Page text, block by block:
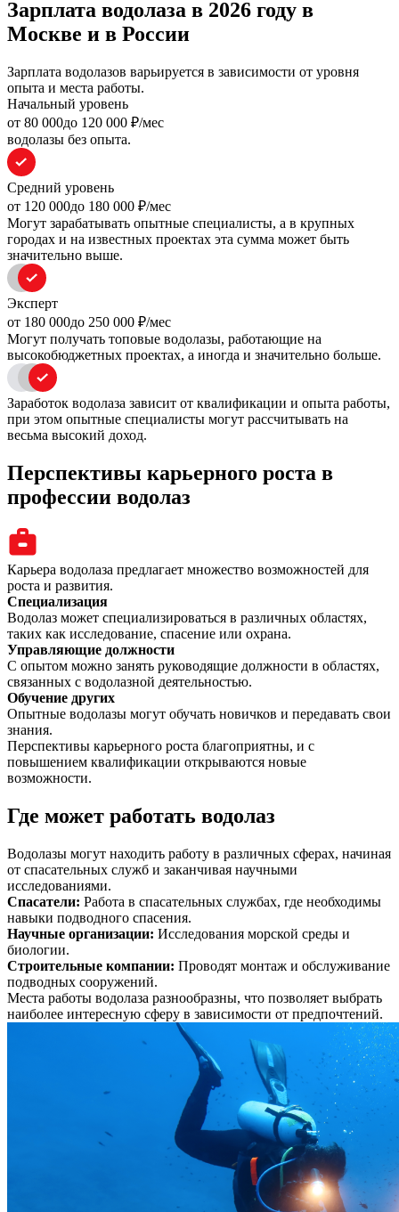
Зарплата водолаза в 2026 году в
Москве и в России
Зарплата водолазов варьируется в зависимости от уровня
опыта и места работы.
Начальный уровень
oт 80 000до 120 000 ₽/мес
водолазы без опыта.
Средний уровень
oт 120 000до 180 000 ₽/мес
Могут зарабатывать опытные специалисты, а в крупных
городах и на известных проектах эта сумма может быть
значительно выше.
Эксперт
oт 180 000до 250 000 ₽/мес
Могут получать топовые водолазы, работающие на
высокобюджетных проектах, а иногда и значительно больше.
Заработок водолаза зависит от квалификации и опыта работы,
при этом опытные специалисты могут рассчитывать на
весьма высокий доход.
Перспективы карьерного роста в
профессии водолаз
Карьера водолаза предлагает множество возможностей для
роста и развития.
Специализация
Водолаз может специализироваться в различных областях,
таких как исследование, спасение или охрана.
Управляющие должности
С опытом можно занять руководящие должности в областях,
связанных с водолазной деятельностью.
Обучение других
Опытные водолазы могут обучать новичков и передавать свои
знания.
Перспективы карьерного роста благоприятны, и с
повышением квалификации открываются новые
возможности.
Где может работать водолаз
Водолазы могут находить работу в различных сферах, начиная
от спасательных служб и заканчивая научными
исследованиями.
Спасатели: Работа в спасательных службах, где необходимы
навыки подводного спасения.
Научные организации: Исследования морской среды и
биологии.
Строительные компании: Проводят монтаж и обслуживание
подводных сооружений.
Места работы водолаза разнообразны, что позволяет выбрать
наиболее интересную сферу в зависимости от предпочтений.